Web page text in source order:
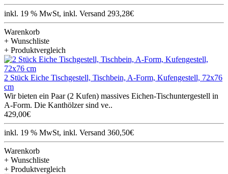
inkl. 19 % MwSt, inkl. Versand 293,28€
Warenkorb
+ Wunschliste
+ Produktvergleich
2 Stück Eiche Tischgestell, Tischbein, A-Form, Kufengestell, 72x76
cm
Wir bieten ein Paar (2 Kufen) massives Eichen-Tischuntergestell in
A-Form. Die Kanthölzer sind ve..
429,00€
inkl. 19 % MwSt, inkl. Versand 360,50€
Warenkorb
+ Wunschliste
+ Produktvergleich